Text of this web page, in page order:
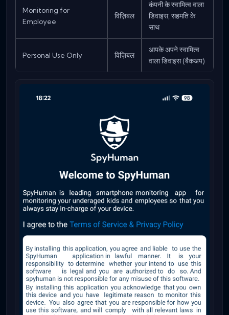
Monitoring for
Employee
विज़िबल
कंपनी के स्वामित्व वाला
डिवाइस, सहमति के
साथ
Personal Use Only विज़िबल
आपके अपने स्वामित्व
वाला डिवाइस (बैकअप)